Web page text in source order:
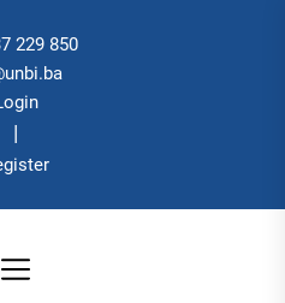
229 850
|